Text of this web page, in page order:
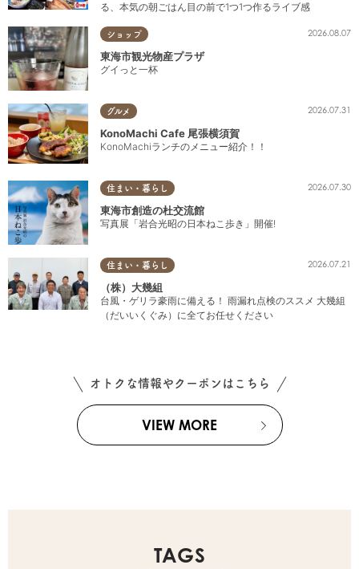
る、本気の朝ごはん目の前で1つ1つ作るライブ感
ショップ 2026.08.07
東海市観光物産プラザ
グイっと一杯
グルメ 2026.07.31
KonoMachi Cafe 尾張横須賀
KonoMachiランチのメニュー紹介！！
住まい・暮らし 2026.07.30
東海市創造の杜交流館
写真展「岩合光昭の日本ねこ歩き」開催!
住まい・暮らし 2026.07.21
（株）大幾組
台風・ゲリラ豪雨に備える！ 雨漏れ点検のススメ 大幾組
（だいいくぐみ）に全てお任せください
オトクな情報やクーポンはこちら
VIEW MORE
TAGS